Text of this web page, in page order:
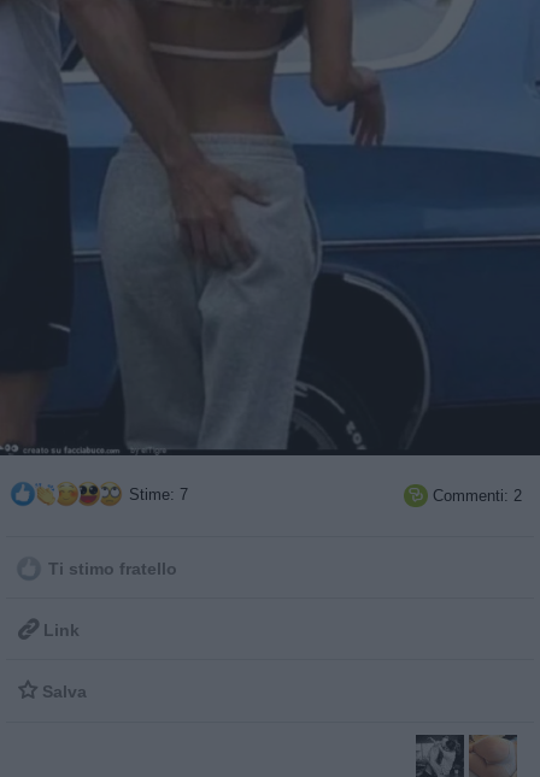
Stime: 7  Commenti: 2
Ti stimo fratello
 Link
 Salva